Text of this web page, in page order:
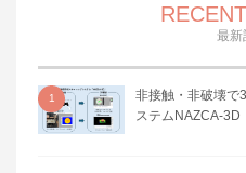
最新
1
非接触・非破壊で
ステムNAZCA-3D